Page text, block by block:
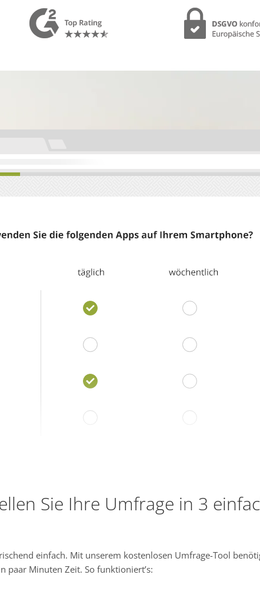
Sie Ihre Umfrage in 3
einfach. Mit unserem kostenlosen Umfrage-Tool
paar Minuten Zeit. So funktioniert’s: